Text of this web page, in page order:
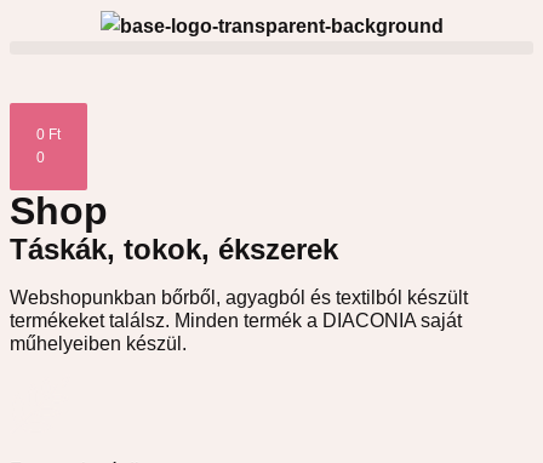
0 Ft
0
Shop
Táskák, tokok, ékszerek
Webshopunkban bőrből, agyagból és textilból készült
termékeket találsz. Minden termék a DIACONIA saját
műhelyeiben készül.